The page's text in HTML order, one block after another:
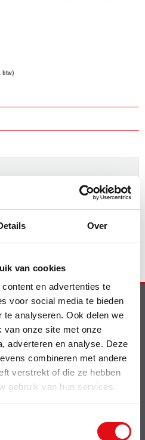
Over
van cookies
en advertenties te
voor social media te bieden
analyseren. Ook delen we
van onze site met onze
adverteren en analyse. Deze
combineren met andere
verstrekt of die ze hebben
gebruik van hun services.
btw)